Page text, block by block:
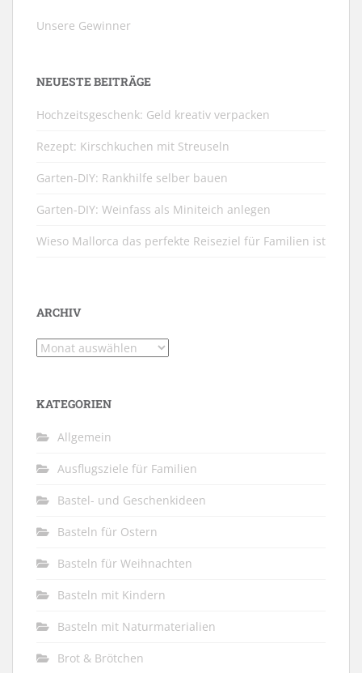
Unsere Gewinner
NEUESTE BEITRÄGE
Hochzeitsgeschenk: Geld kreativ verpacken
Rezept: Kirschkuchen mit Streuseln
Garten-DIY: Rankhilfe selber bauen
Garten-DIY: Weinfass als Miniteich anlegen
Wieso Mallorca das perfekte Reiseziel für Familien ist
ARCHIV
Archiv
KATEGORIEN
Allgemein
Ausflugsziele für Familien
Bastel- und Geschenkideen
Basteln für Ostern
Basteln für Weihnachten
Basteln mit Kindern
Basteln mit Naturmaterialien
Brot & Brötchen